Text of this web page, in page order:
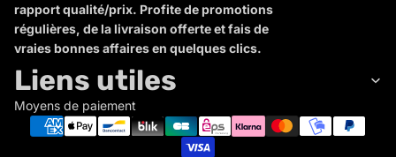
rapport qualité/prix. Profite de promotions
régulières, de la livraison offerte et fais de
vraies bonnes affaires en quelques clics.
Liens utiles
Moyens de paiement